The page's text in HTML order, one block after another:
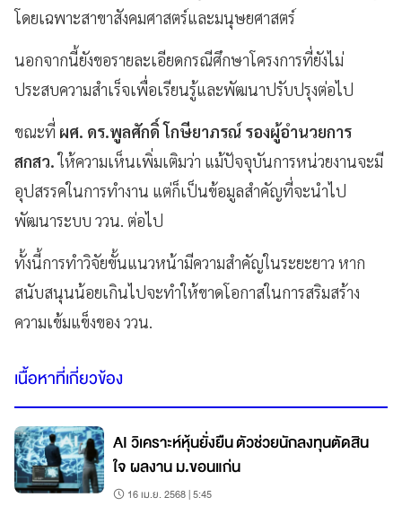
โดยเฉพาะสาขาสังคมศาสตร์และมนุษยศาสตร์
นอกจากนี้ยังขอรายละเอียดกรณีศึกษาโครงการที่ยังไม่
ประสบความสำเร็จเพื่อเรียนรู้และพัฒนาปรับปรุงต่อไป
ขณะที่ ผศ. ดร.พูลศักดิ์ โกษียาภรณ์ รองผู้อำนวยการ
สกสว.ให้ความเห็นเพิ่มเติมว่า แม้ปัจจุบันการหน่วยงานจะมี
อุปสรรคในการทำงาน แต่ก็เป็นข้อมูลสำคัญที่จะนำไป
พัฒนาระบบ ววน. ต่อไป
ทั้งนี้การทำวิจัยขั้นแนวหน้ามีความสำคัญในระยะยาว หาก
สนับสนุนน้อยเกินไปจะทำให้ขาดโอกาสในการสริมสร้าง
ความเข้มแข็งของ ววน.
เนื้อหาที่เกี่ยวข้อง
AI วิเคราะห์หุ้นยั่งยืน ตัวช่วยนักลงทุนตัดสิน
ใจ ผลงาน ม.ขอนแก่น
16 เม.ย. 2568 | 5:45